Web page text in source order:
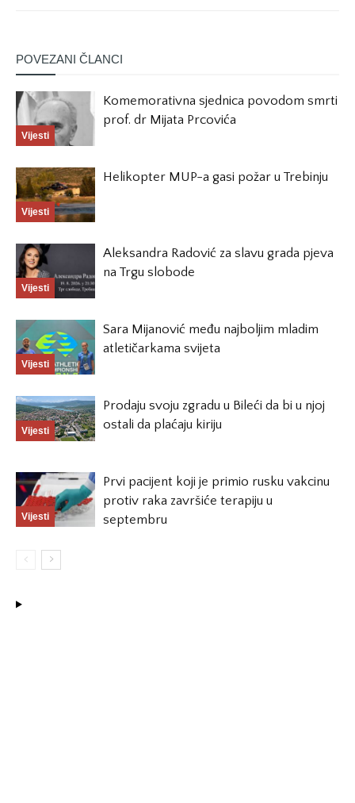
POVEZANI ČLANCI
Vijesti
Komemorativna sjednica povodom smrti
prof. dr Mijata Prcovića
Vijesti
Helikopter MUP-a gasi požar u Trebinju
Vijesti
Aleksandra Radović za slavu grada pjeva
na Trgu slobode
Vijesti
Sara Mijanović među najboljim mladim
atletičarkama svijeta
Vijesti
Prodaju svoju zgradu u Bileći da bi u njoj
ostali da plaćaju kiriju
Vijesti
Prvi pacijent koji je primio rusku vakcinu
protiv raka završiće terapiju u
septembru